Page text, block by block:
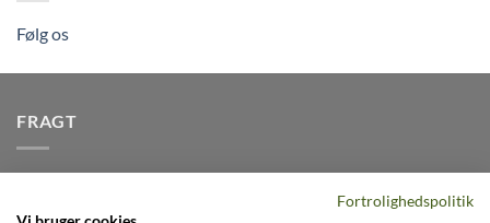
Følg os
FRAGT
på alle pakker - Husk der er fri
Fortrolighedspolitik